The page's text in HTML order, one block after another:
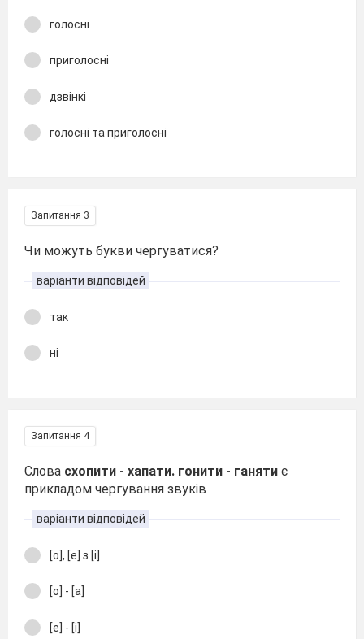
голосні
приголосні
дзвінкі
голосні та приголосні
Запитання 3
Чи можуть букви чергуватися?
варіанти відповідей
так
ні
Запитання 4
Слова схопити - хапати. гонити - ганяти є
прикладом чергування звуків
варіанти відповідей
[o], [e] з [і]
[о] - [а]
[е] - [і]